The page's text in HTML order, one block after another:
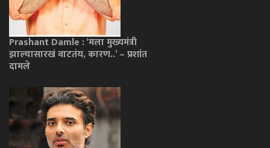
Prashant Damle : ‘मला मुख्यमंत्री
झाल्यासारखं वाटतंय, कारण..’ – प्रशांत
दामले